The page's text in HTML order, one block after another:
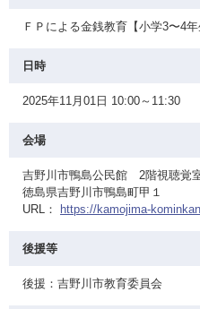
ＦＰによる金銭教育【小学3〜4年
日時
2025年11月01日 10:00～11:30
会場
吉野川市鴨島公民館 2階視聴覚
徳島県吉野川市鴨島町甲１
URL：
https://kamojima-
後援等
後援：吉野川市教育委員会